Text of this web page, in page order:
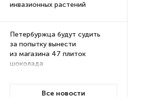
инвазионных растений
Петербуржца будут судить
за попытку вынести
из магазина 47 плиток
шоколада
В Петербурге осудили
Все новости